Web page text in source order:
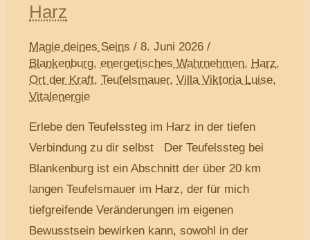
Harz
Magie deines Seins /8. Juni 2026/
Blankenburg,energetisches Wahrnehmen, Harz,
Ort der Kraft,Teufelsmauer,Villa Viktoria Luise,
Vitalenergie
Erlebe den Teufelssteg im Harz in der tiefen
Verbindung zu dir selbst Der Teufelssteg bei
Blankenburg ist ein Abschnitt der über 20 km
langen Teufelsmauer im Harz, der für mich
tiefgreifende Veränderungen im eigenen
Bewusstsein bewirken kann, sowohl in der